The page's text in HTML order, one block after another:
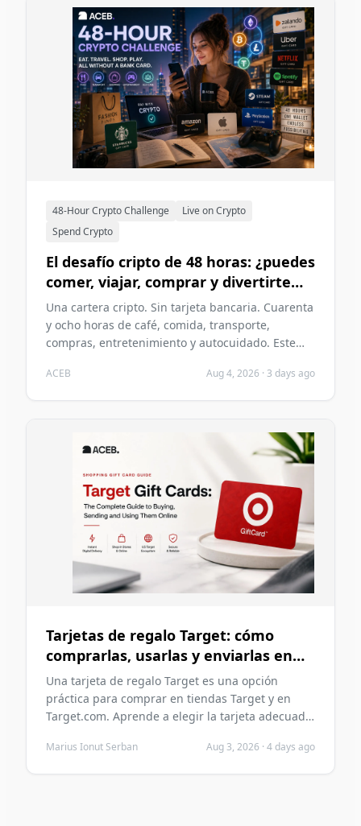
48-Hour Crypto Challenge
Live on Crypto
Spend Crypto
El desafío cripto de 48 horas: ¿puedes
comer, viajar, comprar y divertirte
sin una tarjeta bancaria en 2026?
Una cartera cripto. Sin tarjeta bancaria. Cuarenta
y ocho horas de café, comida, transporte,
compras, entretenimiento y autocuidado. Este
criptomonedas pueden sostener dos días
ACEB Aug 4, 2026 · 3 days ago
Tarjetas de regalo Target: cómo
comprarlas, usarlas y enviarlas en
línea
Una tarjeta de regalo Target es una opción
práctica para comprar en tiendas Target y en
Target.com. Aprende a elegir la tarjeta adecuada,
canjearla con seguridad y evitar errores comunes
Marius Ionut Serban Aug 3, 2026 · 4 days ago